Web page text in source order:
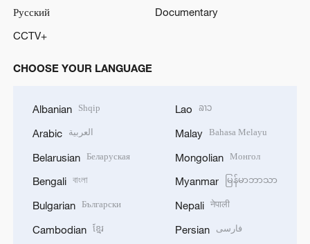
Русский
Documentary
CCTV+
CHOOSE YOUR LANGUAGE
Albanian Shqip
Arabic العربية
Belarusian Беларуская
Bengali বাংলা
Bulgarian Български
Cambodian ខ្មែរ
Lao ລາວ
Malay Bahasa Melayu
Mongolian Монгол
Myanmar မြန်မာဘာသာ
Nepali नेपाली
Persian فارسی